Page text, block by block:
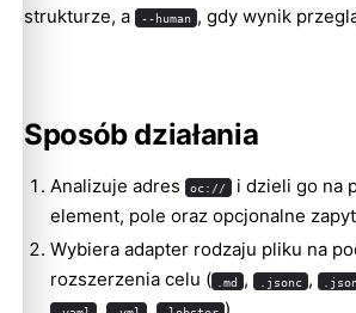
strukturze, a
--human , gdy wynik
Sposób działania
Analizuje adres oc://
i dzieli go na
element, pole oraz opcjonalne
Wybiera adapter rodzaju pliku na
rozszerzenia celu (
.md , .jsonc ,